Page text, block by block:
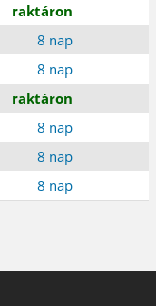
raktáron
8 nap
8 nap
raktáron
8 nap
8 nap
8 nap